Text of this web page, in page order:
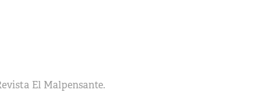
El Malpensante.